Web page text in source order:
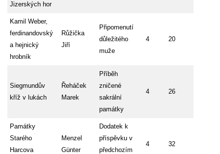
Jizerských hor
Kamil Weber,
ferdinandovský
a hejnický
hrobník
Růžička
Jiří
Připomenutí
důležitého
muže
4 20
Siegmundův
kříž v lukách
Řeháček
Marek
Příběh
zničené
sakrální
památky
4 26
Památky
Starého
Harcova
Menzel
Günter
Dodatek k
příspěvku v
předchozím
4 32